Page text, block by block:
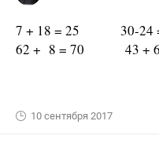
7 + 18 = 25 30-
62 + 8 = 70 43 +
10 сентября 2017